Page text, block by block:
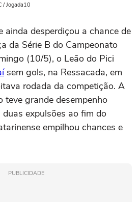
/ Jogada10
ainda desperdiçou a chance de
da Série B do Campeonato
(10/5), o Leão do Pici
sem gols, na Ressacada, em
rodada da competição. A
teve grande desempenho
expulsões ao fim do
empilhou chances e
PUBLICIDADE